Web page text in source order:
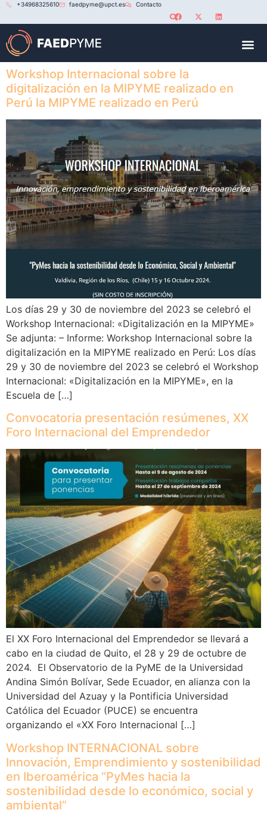
+34968325610 faedpyme@upct.es Contacto
Workshop Internacional sobre la
digitalización en la MIPYME realizado en
Perú la MIPYME realizado en Perú
Los días 29 y 30 de noviembre del 2023 se celebró el
Workshop Internacional: «Digitalización en la MIPYME»
Se adjunta: – Informe: Workshop Internacional sobre la
digitalización en la MIPYME realizado en Perú: Los días
29 y 30 de noviembre del 2023 se celebró el Workshop
Internacional: «Digitalización en la MIPYME», en la
Escuela de […]
Convocatoria presentación resúmenes, XX
Foro Internacional del Emprendedor
El XX Foro Internacional del Emprendedor se llevará a
cabo en la ciudad de Quito, el 28 y 29 de octubre de
2024. El Observatorio de la PyME de la Universidad
Andina Simón Bolívar, Sede Ecuador, en alianza con la
Universidad del Azuay y la Pontificia Universidad
Católica del Ecuador (PUCE) se encuentra
organizando el «XX Foro Internacional […]
Workshop INTERNACIONAL sobre
Innovación, Emprendimiento y sostenibilidad
en Iberoamérica “PyMes hacia la
sostenibilidad desde lo económico, social y
ambiental”